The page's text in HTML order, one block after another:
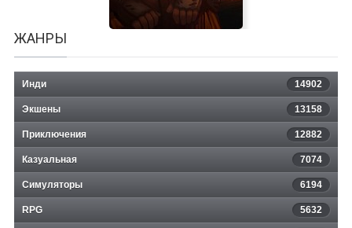
ЖАНРЫ
Инди 14902
Экшены 13158
Приключения 12882
Казуальная 7074
Симуляторы 6194
RPG 5632